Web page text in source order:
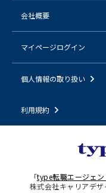
会社概要
マイページログイン
個人情報の取り扱い
利用規約
「type転職エージェン
株式会社キャリアデ